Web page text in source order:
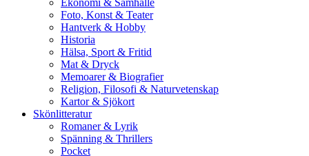
Ekonomi & Samhälle
Foto, Konst & Teater
Hantverk & Hobby
Historia
Hälsa, Sport & Fritid
Mat & Dryck
Memoarer & Biografier
Religion, Filosofi & Naturvetenskap
Kartor & Sjökort
Skönlitteratur
Romaner & Lyrik
Spänning & Thrillers
Pocket